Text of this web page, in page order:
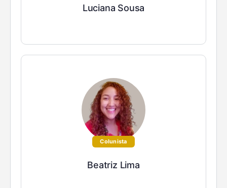
Luciana Sousa
Colunista
Beatriz Lima